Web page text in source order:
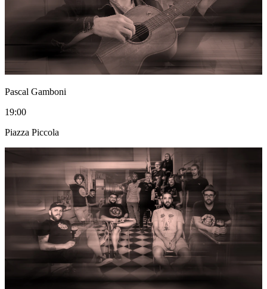
Pascal Gamboni
19:00
Piazza Piccola